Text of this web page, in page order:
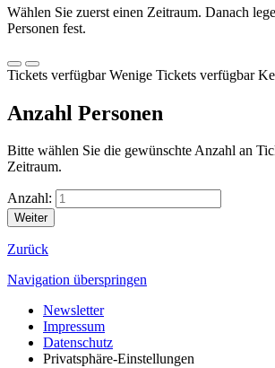
Wählen Sie zuerst einen Zeitraum. Danach
Personen fest.
Tickets verfügbar Wenige Tickets verfügbar
Anzahl Personen
Bitte wählen Sie die gewünschte Anzahl an
Zeitraum.
Anzahl:
Zurück
Navigation überspringen
Newsletter
Impressum
Datenschutz
Privatsphäre-Einstellungen